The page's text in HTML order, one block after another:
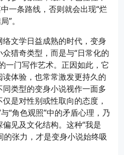
一条路线，否则就会出现“烂
”。
文学日益成熟的时代，变身
猎奇类型，而是与“日常化的
一门写作艺术。正因如此，它
体验，也常常激发更持久的
类型的变身小说视作一面多
是对性别或性取向的态度，
“角色观照”中的矛盾心理，乃
见及文化结构。这种“我是
的张力，才是变身小说始终吸